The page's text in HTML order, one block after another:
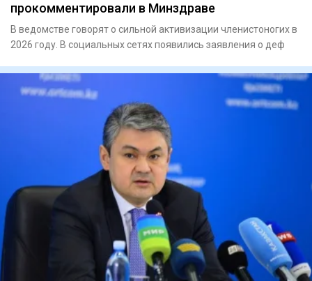
прокомментировали в Минздраве
В ведомстве говорят о сильной активизации членистоногих в
2026 году. В социальных сетях появились заявления о деф